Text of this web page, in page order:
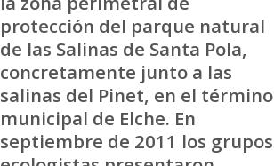
protección del parque natural
de las Salinas de Santa Pola,
concretamente junto a las
salinas del Pinet, en el término
municipal de Elche. En
septiembre de 2011 los grupos